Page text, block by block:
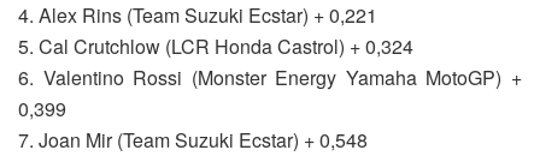
4. Alex Rins (Team Suzuki Ecstar) + 0,221
5. Cal Crutchlow (LCR Honda Castrol) + 0,324
6. Valentino Rossi (Monster Energy Yamaha MotoGP) +
0,399
7. Joan Mir (Team Suzuki Ecstar) + 0,548